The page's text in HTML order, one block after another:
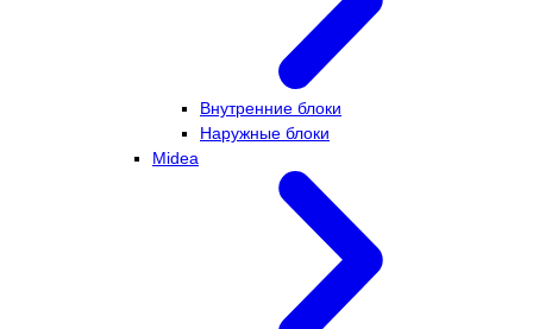
Внутренние блоки
Наружные блоки
Midea